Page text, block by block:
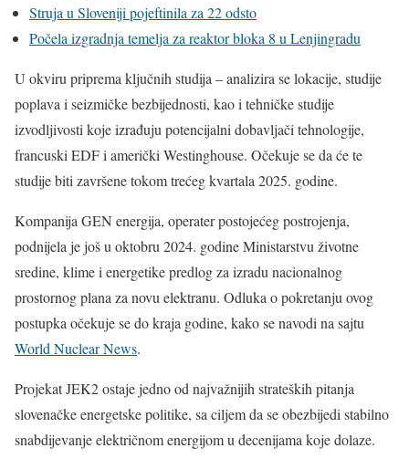
Struja u Sloveniji pojeftinila za 22 odsto
Počela izgradnja temelja za reaktor bloka 8 u Lenjingradu
U okviru priprema ključnih studija – analizira se lokacije, studije
poplava i seizmičke bezbijednosti, kao i tehničke studije
izvodljivosti koje izrađuju potencijalni dobavljači tehnologije,
francuski EDF i američki Westinghouse. Očekuje se da će te
studije biti završene tokom trećeg kvartala 2025. godine.
Kompanija GEN energija, operater postojećeg postrojenja,
podnijela je još u oktobru 2024. godine Ministarstvu životne
sredine, klime i energetike predlog za izradu nacionalnog
prostornog plana za novu elektranu. Odluka o pokretanju ovog
postupka očekuje se do kraja godine, kako se navodi na sajtu
World Nuclear News.
Projekat JEK2 ostaje jedno od najvažnijih strateških pitanja
slovenačke energetske politike, sa ciljem da se obezbijedi stabilno
snabdijevanje električnom energijom u decenijama koje dolaze.